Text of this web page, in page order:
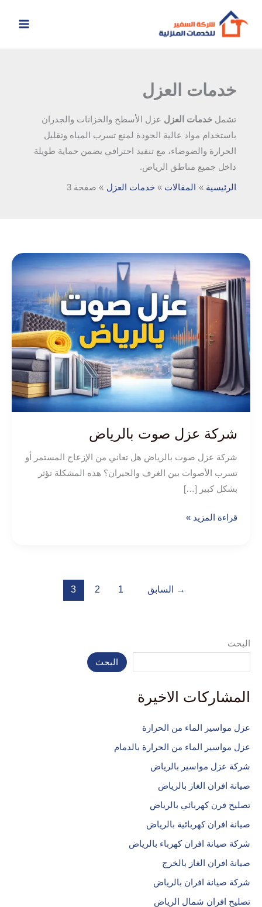
المحتوى
خدمات العزل
تشمل خدمات العزل عزل الأسطح والخزانات والجدران
باستخدام مواد عالية الجودة لمنع تسرب المياه وتقليل
الحرارة والضوضاء، مع تنفيذ احترافي يضمن حماية طويلة
داخل جميع مناطق الرياض.
الرئيسية المقالات خدمات العزل صفحة 3
شركة عزل صوت بالرياض
شركة عزل صوت بالرياض هل تعاني من الإزعاج المستمر أو
تسرب الأصوات بين الغرف والجيران؟ هذه المشكلة تؤثر
بشكل كبير […]
شركة
عزل
صوت
بالرياض
قراءة المزيد »
→ السابق 1
2
3
البحث
البحث
المشاركات الاخيرة
عزل مواسير الماء من الحرارة
عزل مواسير الماء من الحرارة بالدمام
شركة عزل مواسير بالرياض
صيانة افران الغاز بالرياض
تصليح فرن كهربائي بالرياض
صيانة افران كهربائية بالرياض
شركة صيانة افران كهرباء بالرياض
صيانة افران الغاز بالخرج
شركة صيانة افران بالرياض
تصليح افران شمال الرياض